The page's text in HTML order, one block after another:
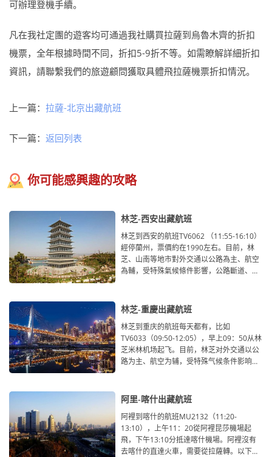
可辦理登機手續。
凡在我社定團的遊客均可通過我社購買拉薩到烏魯木齊的折扣
機票，全年根據時間不同，折扣5-9折不等。如需瞭解詳細折扣
資訊，請聯繫我們的旅遊顧問獲取具體飛拉薩機票折扣情況。
上一篇： 拉薩-北京出藏航班
下一篇： 返回列表
你可能感興趣的攻略
林芝-西安出藏航班
林芝到西安的航班TV6062 （11:55-16:10）
經停蘭州，票價約在1990左右。目前，林
芝、山南等地市對外交通以公路為主、航空
為輔，受特殊氣候條件影響，公路斷道、航
要。由於林芝火車站還在改建中，從林芝到
西安目前尚未開通直達或者路過的火車，只
能考慮走陸路或者搭乘飛機，從林芝到西安
走陸路，全程約2500公里，時間相對較長
（開車需要兩天半），對於時間比較緊張的
遊客，陸路就不作為考慮範圍之內了。從林
林芝-重慶出藏航班
林芝到重庆的航班每天都有，比如
TV6033（09:50-12:05），早上09：50从林
芝米林机场起飞。目前，林芝对外交通以公
路为主、航空为辅，受特殊气候条件影响，
社会发展需要。由于林芝火车站还在改建
过的火车，只能考虑走陆路或者搭乘飞机，
下以为您介绍从林芝飞重庆的航班详情，及
周边交通指南。
阿里-喀什出藏航班
阿裡到喀什的航班MU2132（11:20-
13:10），上午11：20從阿裡昆莎機場起
飛，下午13:10分抵達喀什機場。阿裡沒有
去喀什的直達火車，需要從拉薩轉。以下為